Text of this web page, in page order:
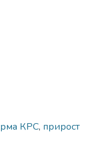
КРС, прирост